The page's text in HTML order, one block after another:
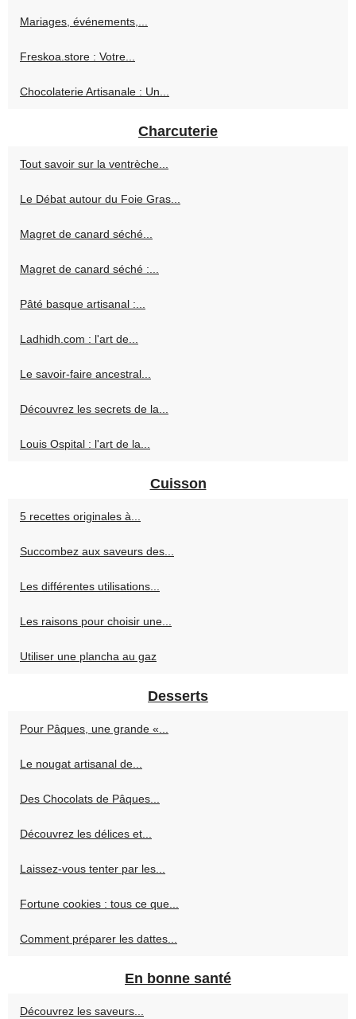
Mariages, événements,...
Freskoa.store : Votre...
Chocolaterie Artisanale : Un...
Charcuterie
Tout savoir sur la ventrèche...
Le Débat autour du Foie Gras...
Magret de canard séché...
Magret de canard séché :...
Pâté basque artisanal :...
Ladhidh.com : l'art de...
Le savoir-faire ancestral...
Découvrez les secrets de la...
Louis Ospital : l'art de la...
Cuisson
5 recettes originales à...
Succombez aux saveurs des...
Les différentes utilisations...
Les raisons pour choisir une...
Utiliser une plancha au gaz
Desserts
Pour Pâques, une grande «...
Le nougat artisanal de...
Des Chocolats de Pâques...
Découvrez les délices et...
Laissez-vous tenter par les...
Fortune cookies : tous ce que...
Comment préparer les dattes...
En bonne santé
Découvrez les saveurs...